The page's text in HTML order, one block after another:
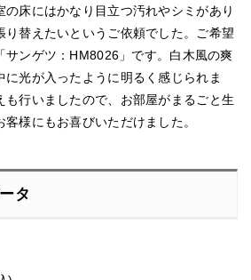
床にはかなり目立つ汚れやシミがあり
り替えたいというご依頼でした。ご希望
サンゲツ：HM8026」です。白木風の爽
光が入ったように明るく感じられま
も行いましたので、お部屋がまるごと生
様にもお喜びいただけました。
タ